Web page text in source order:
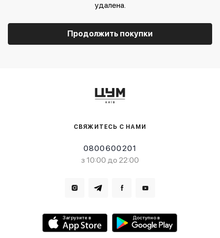
удалена.
Продолжить покупки
СВЯЖИТЕСЬ С НАМИ
0800600201
з 10:00 до 22:00
Загрузите в Доступно в